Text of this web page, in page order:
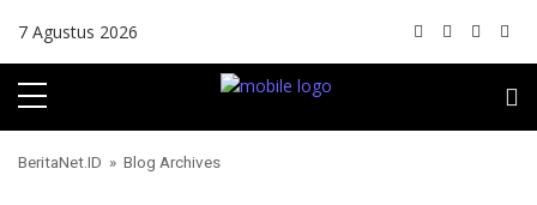
7 Agustus 2026
BeritaNet.ID » Blog Archives